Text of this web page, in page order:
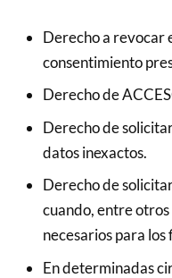
Derecho a revocar
consentimiento
Derecho de
Derecho de
datos inexactos.
Derecho de
cuando, entre otros
necesarios para
En determinadas